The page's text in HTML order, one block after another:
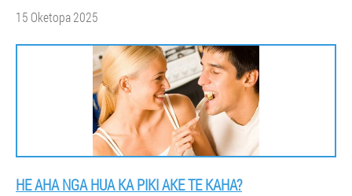
15 Oketopa 2025
HE AHA NGA HUA KA PIKI AKE TE KAHA?